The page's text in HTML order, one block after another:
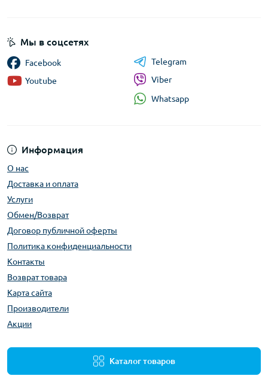
Информация
О нас
Доставка и оплата
Услуги
Обмен/Возврат
Договор публичной оферты
Политика конфиденциальности
Контакты
Возврат товара
Карта сайта
Производители
Акции
Каталог товаров
Мы в соцсетях
Facebook
Youtube
Telegram
Viber
Whatsapp